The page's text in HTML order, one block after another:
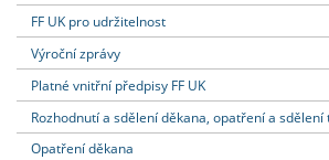
FF UK pro udržitelnost
Výroční zprávy
Platné vnitřní předpisy FF UK
Rozhodnutí a sdělení děkana, opatření a sdělení
Opatření děkana